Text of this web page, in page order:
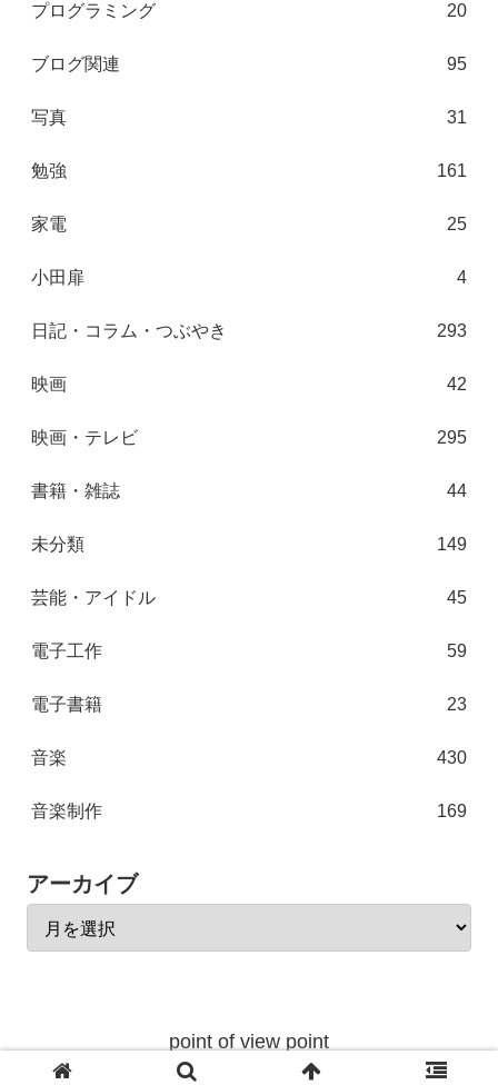
プログラミング 20
ブログ関連 95
写真 31
勉強 161
家電 25
小田扉 4
日記・コラム・つぶやき 293
映画 42
映画・テレビ 295
書籍・雑誌 44
未分類 149
芸能・アイドル 45
電子工作 59
電子書籍 23
音楽 430
音楽制作 169
アーカイブ
point of view point
© 2004 point of view point.